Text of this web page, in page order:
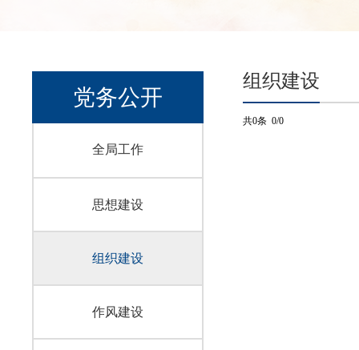
党务公开
全局工作
思想建设
组织建设
作风建设
组织建设
共0条 0/0